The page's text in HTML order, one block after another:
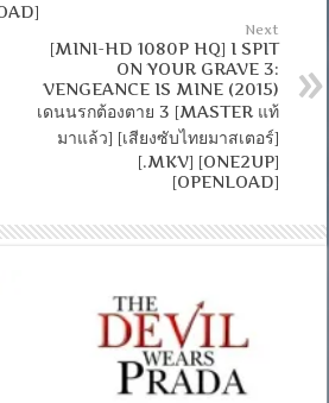
Next
[MINI-HD 1080P HQ] I SPIT
ON YOUR GRAVE 3:
VENGEANCE IS MINE (2015)
เดนนรกต้องตาย 3 [MASTER แท้
มาแล้ว] [เสียงซับไทยมาสเตอร์]
[.MKV] [ONE2UP]
[OPENLOAD]